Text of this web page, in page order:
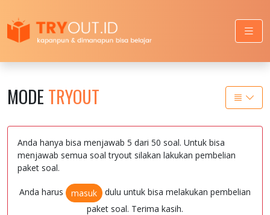
MODE TRYOUT
Anda hanya bisa menjawab 5 dari 50 soal. Untuk bisa
menjawab semua soal tryout silakan lakukan pembelian
paket soal.
Anda harus masuk
dulu untuk bisa melakukan pembelian
paket soal. Terima kasih.